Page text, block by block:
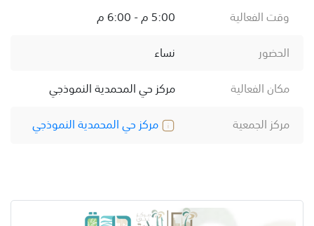
وقت الفعالية
5:00 م - 6:00 م
الحضور
نساء
مكان الفعالية
مركز حي المحمدية النموذجي
مركز الجمعية
مركز حي المحمدية النموذجي